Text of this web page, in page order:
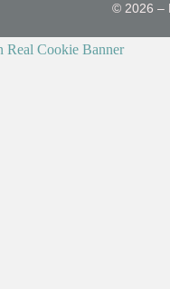
© 2026 –
Real Cookie Banner